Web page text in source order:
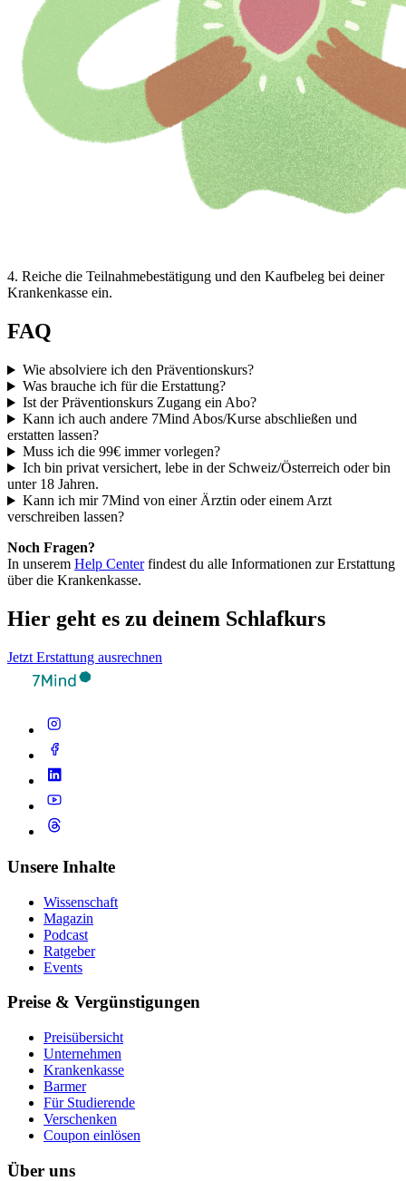
4. Reiche die Teilnahmebestätigung und den Kaufbeleg bei deiner
Krankenkasse ein.
FAQ
Wie absolviere ich den Präventionskurs?
Was brauche ich für die Erstattung?
Ist der Präventionskurs Zugang ein Abo?
Kann ich auch andere 7Mind Abos/Kurse abschließen und
erstatten lassen?
Muss ich die 99€ immer vorlegen?
Ich bin privat versichert, lebe in der Schweiz/Österreich oder bin
unter 18 Jahren.
Kann ich mir 7Mind von einer Ärztin oder einem Arzt
verschreiben lassen?
Noch Fragen?
In unserem Help Centerfindest du alle Informationen zur Erstattung
über die Krankenkasse.
Hier geht es zu deinem Schlafkurs
Jetzt Erstattung ausrechnen
Unsere Inhalte
Wissenschaft
Magazin
Podcast
Ratgeber
Events
Preise & Vergünstigungen
Preisübersicht
Unternehmen
Krankenkasse
Barmer
Für Studierende
Ver­schen­ken
Coupon einlösen
Über uns